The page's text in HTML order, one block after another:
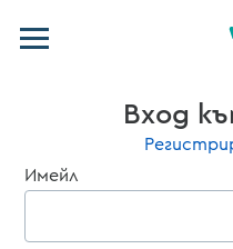
КатегорииВход
Имейл